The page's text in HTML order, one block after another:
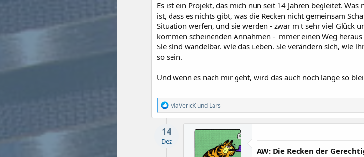
Es ist ein Projekt, das mich nun seit 14 Jahren begleitet.
ist, dass es nichts gibt, was die Recken nicht gemeinsam
Situation werfen, und sie werden - zwar mit sehr viel Glück
kommen scheinenden Annahmen - immer einen Weg
Sie sind wandelbar. Wie das Leben. Sie verändern sich, wie
so sein.
Und wenn es nach mir geht, wird das auch noch lange so
R
e
a
k
t
i
MaVericK und Lars
14
Dez
AW: Die Recken der